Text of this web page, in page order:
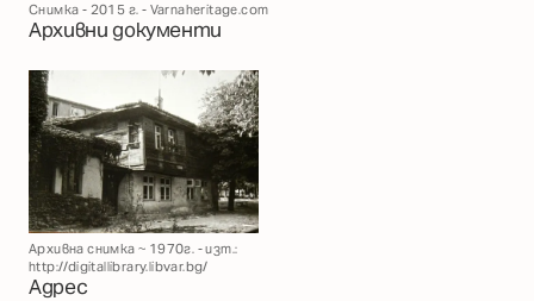
Снимка - 2015 г. - Varnaheritage.com
Архивни документи
Архивна снимка ~ 1970г. - изт.:
http://digitallibrary.libvar.bg/
Адрес